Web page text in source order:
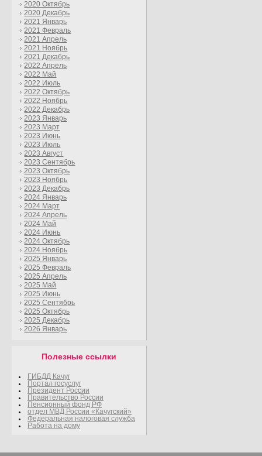
2020 Октябрь
2020 Декабрь
2021 Январь
2021 Февраль
2021 Апрель
2021 Ноябрь
2021 Декабрь
2022 Апрель
2022 Май
2022 Июль
2022 Октябрь
2022 Ноябрь
2022 Декабрь
2023 Январь
2023 Март
2023 Июнь
2023 Июль
2023 Август
2023 Сентябрь
2023 Октябрь
2023 Ноябрь
2023 Декабрь
2024 Январь
2024 Март
2024 Апрель
2024 Май
2024 Июнь
2024 Октябрь
2024 Ноябрь
2025 Январь
2025 Февраль
2025 Апрель
2025 Май
2025 Июнь
2025 Сентябрь
2025 Октябрь
2025 Декабрь
2026 Январь
Полезные ссылки
ГИБДД Качуг
Портал госуслуг
Президент России
Правительство России
Пенсионный фонд РФ
отдел МВД России «Качугский»
Федеральная налоговая служба
Работа на дому